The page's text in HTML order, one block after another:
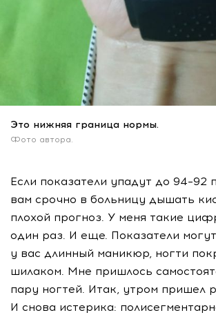
Это нижняя граница нормы.
Фото автора.
Если показатели упадут до 94–92
вам срочно в больницу дышать
плохой прогноз. У меня такие
один раз. И еще. Показатели
у вас длинный маникюр, ногти
шилаком. Мне пришлось
пару ногтей. Итак, утром пришел
И снова истерика: